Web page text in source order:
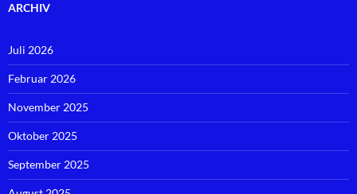
ARCHIV
Juli 2026
Februar 2026
November 2025
Oktober 2025
September 2025